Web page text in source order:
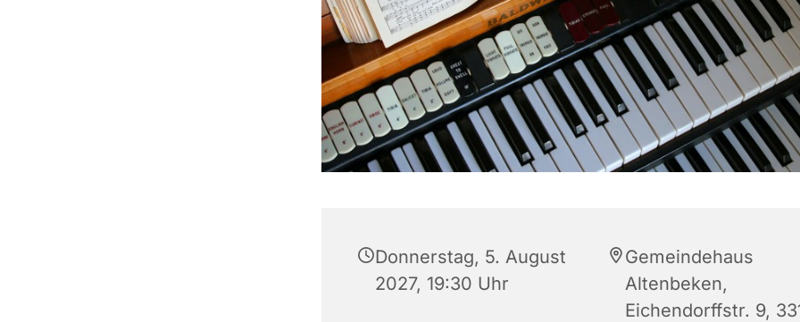
Donnerstag, 5. August
2027, 19:30 Uhr
Gemeindehaus
Altenbeken,
Eichendorffstr. 9,